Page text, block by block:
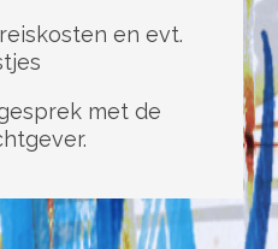
en evt.
met de